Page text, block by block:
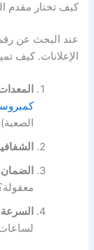
كيف تختار مقدم
عند البحث عن
الإعلانات. كيف